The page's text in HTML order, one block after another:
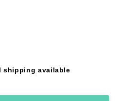
shipping available